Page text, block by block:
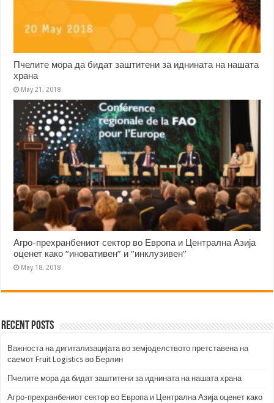
Пчелите мора да бидат заштитени за иднината на нашата
храна
May 21, 2018
Агро-прехранбениот сектор во Европа и Централна Азија
оценет како “иновативен” и “инклузивен”
May 18, 2018
Recent Posts
Важноста на дигитализацијата во земјоделството претставена на
саемот Fruit Logistics во Берлин
Пчелите мора да бидат заштитени за иднината на нашата храна
Агро-прехранбениот сектор во Европа и Централна Азија оценет како